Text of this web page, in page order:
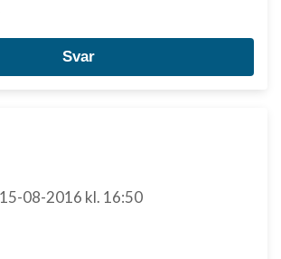
Svar
15-08-2016 kl. 16:50